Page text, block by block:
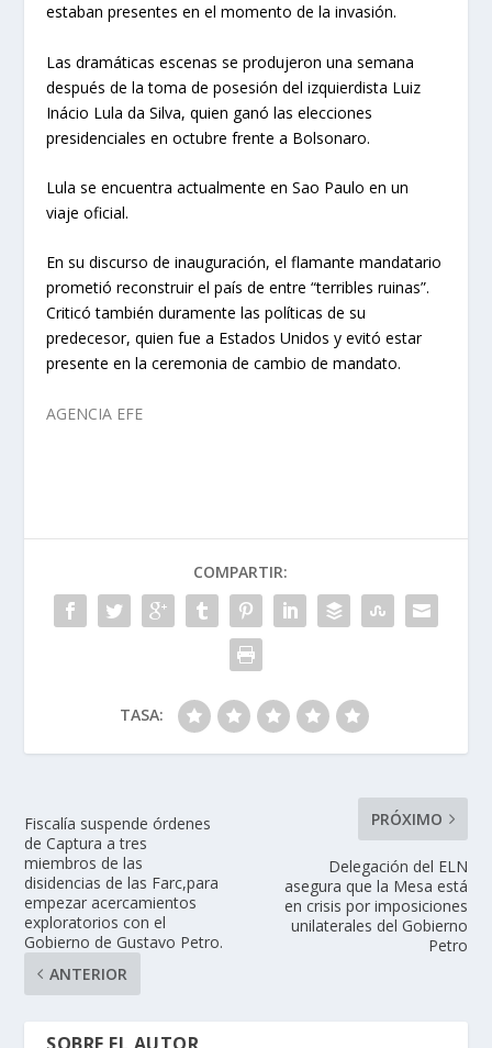
estaban presentes en el momento de la invasión.
Las dramáticas escenas se produjeron una semana
después de la toma de posesión del izquierdista Luiz
Inácio Lula da Silva, quien ganó las elecciones
presidenciales en octubre frente a Bolsonaro.
Lula se encuentra actualmente en Sao Paulo en un
viaje oficial.
En su discurso de inauguración, el flamante mandatario
prometió reconstruir el país de entre “terribles ruinas”.
Criticó también duramente las políticas de su
predecesor, quien fue a Estados Unidos y evitó estar
presente en la ceremonia de cambio de mandato.
AGENCIA EFE
COMPARTIR:
TASA:
Fiscalía suspende órdenes
de Captura a tres
miembros de las
disidencias de las Farc,para
empezar acercamientos
exploratorios con el
Gobierno de Gustavo Petro.
ANTERIOR
PRÓXIMO
Delegación del ELN
asegura que la Mesa está
en crisis por imposiciones
unilaterales del Gobierno
Petro